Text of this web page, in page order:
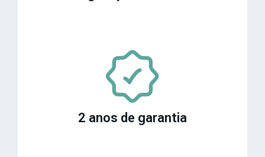
2 anos de garantia